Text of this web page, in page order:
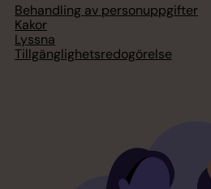
Behandling av personuppgifter
Kakor
Lyssna
Tillgänglighetsredogörelse